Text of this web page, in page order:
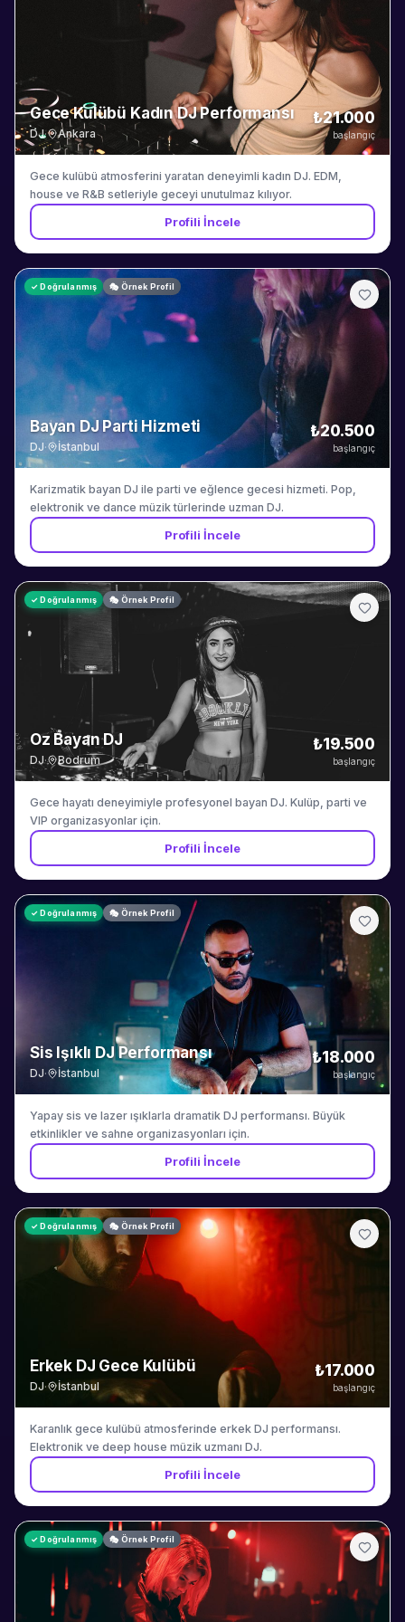
Napoli, İtalya Yaşadığı Şehir: Antalya Müzik Tarzları: House,
deep house, afro house, melodic house, disco, funk, lounge ve
pop Bildiği Diller: İtalyanca, İngilizce ve temel düzeyde Türkçe
Gece Kulübü Kadın DJ Performansı
DJ· Ankara
₺21.000
başlangıç
Gece kulübü atmosferini yaratan deneyimli kadın DJ. EDM,
house ve R&B setleriyle geceyi unutulmaz kılıyor.
Profili İncele
✓ Doğrulanmış 🎭 Örnek Profil
Bayan DJ Parti Hizmeti
DJ· İstanbul
₺20.500
başlangıç
Karizmatik bayan DJ ile parti ve eğlence gecesi hizmeti. Pop,
elektronik ve dance müzik türlerinde uzman DJ.
Profili İncele
✓ Doğrulanmış 🎭 Örnek Profil
Oz Bayan DJ
DJ· Bodrum
₺19.500
başlangıç
Gece hayatı deneyimiyle profesyonel bayan DJ. Kulüp, parti ve
VIP organizasyonlar için.
Profili İncele
✓ Doğrulanmış 🎭 Örnek Profil
Sis Işıklı DJ Performansı
DJ· İstanbul
₺18.000
başlangıç
Yapay sis ve lazer ışıklarla dramatik DJ performansı. Büyük
etkinlikler ve sahne organizasyonları için.
Profili İncele
✓ Doğrulanmış 🎭 Örnek Profil
Erkek DJ Gece Kulübü
DJ· İstanbul
₺17.000
başlangıç
Karanlık gece kulübü atmosferinde erkek DJ performansı.
Elektronik ve deep house müzik uzmanı DJ.
Profili İncele
✓ Doğrulanmış 🎭 Örnek Profil